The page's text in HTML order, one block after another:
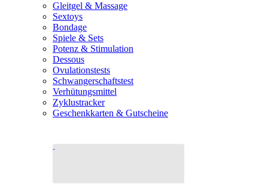
Gleitgel & Massage
Sextoys
Bondage
Spiele & Sets
Potenz & Stimulation
Dessous
Ovulationstests
Schwangerschaftstest
Verhütungsmittel
Zyklustracker
Geschenkkarten & Gutscheine